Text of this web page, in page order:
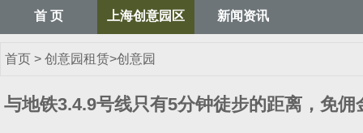
首 页 上海创意园区 新闻资讯
首页 > 创意园租赁>创意园
与地铁3.4.9号线只有5分钟徒步的距离，免佣